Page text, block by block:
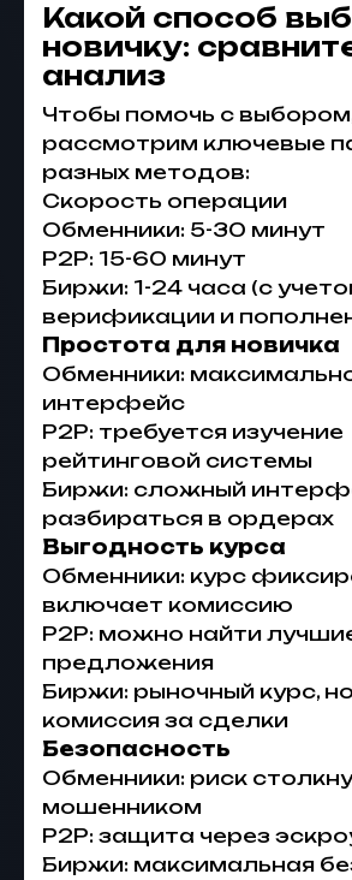
Какой способ
новичку:
анализ
Чтобы помочь с
рассмотрим ключевые
разных методов:
Скорость операции
Обменники: 5-30 минут
P2P: 15-60 минут
Биржи: 1-24 часа (с
верификации и
Простота для новичка
Обменники:
интерфейс
P2P: требуется изучение
рейтинговой системы
Биржи: сложный
разбираться в ордерах
Выгодность курса
Обменники: курс
включает комиссию
P2P: можно найти
предложения
Биржи: рыночный курс,
комиссия за сделки
Безопасность
Обменники: риск
мошенником
P2P: защита через
Биржи: максимальная